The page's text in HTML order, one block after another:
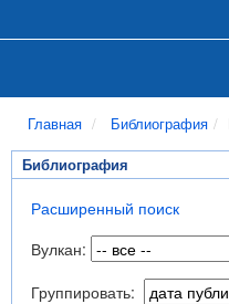
Главная Библиография
Библиография
Расширенный поиск
Вулкан:
Группировать: